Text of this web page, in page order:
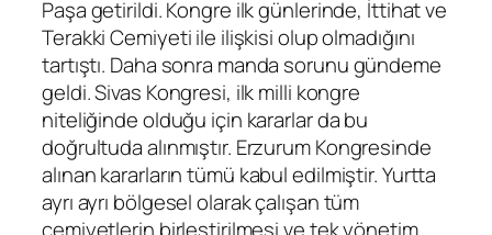
Paşa getirildi. Kongre ilk günlerinde, İttihat ve
Terakki Cemiyeti ile ilişkisi olup olmadığını
tartıştı. Daha sonra manda sorunu gündeme
geldi. Sivas Kongresi, ilk milli kongre
niteliğinde olduğu için kararlar da bu
doğrultuda alınmıştır. Erzurum Kongresinde
alınan kararların tümü kabul edilmiştir. Yurtta
ayrı ayrı bölgesel olarak çalışan tüm
cemiyetlerin birleştirilmesi ve tek yönetim